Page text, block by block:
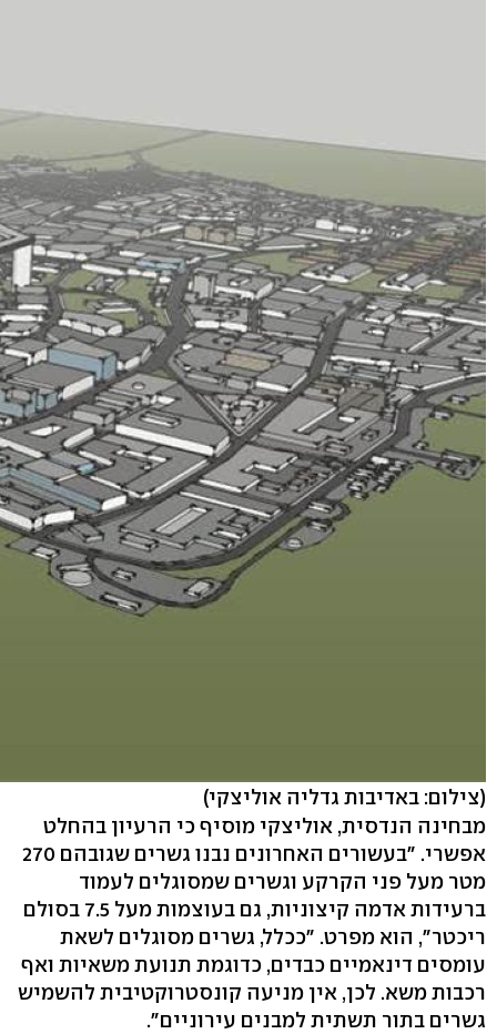
(צילום: באדיבות גדליה אוליצקי)
מבחינה הנדסית, אוליצקי מוסיף כי הרעיון בהחלט
אפשרי. "בעשורים האחרונים נבנו גשרים שגובהם 270
מטר מעל פני הקרקע וגשרים שמסוגלים לעמוד
ברעידות אדמה קיצוניות, גם בעוצמות מעל 7.5 בסולם
ריכטר", הוא מפרט. "ככלל, גשרים מסוגלים לשאת
עומסים דינאמיים כבדים, כדוגמת תנועת משאיות ואף
רכבות משא. לכן, אין מניעה קונסטרוקטיבית להשמיש
גשרים בתור תשתית למבנים עירוניים".